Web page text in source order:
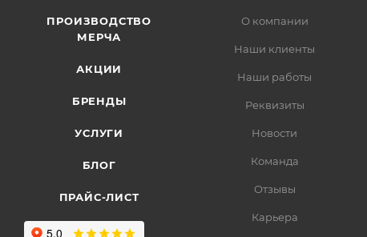
ПРОИЗВОДСТВО
МЕРЧА
АКЦИИ
БРЕНДЫ
УСЛУГИ
БЛОГ
ПРАЙС-ЛИСТ
О компании
Наши клиенты
Наши работы
Реквизиты
Новости
Команда
Отзывы
Карьера